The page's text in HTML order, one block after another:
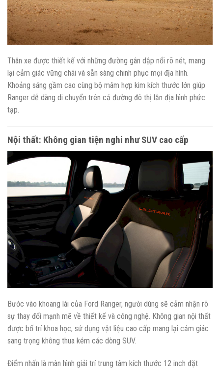
Thân xe được thiết kế với những đường gân dập nổi rõ nét, mang
lại cảm giác vững chãi và sẵn sàng chinh phục mọi địa hình.
Khoảng sáng gầm cao cùng bộ mâm hợp kim kích thước lớn giúp
Ranger dễ dàng di chuyển trên cả đường đô thị lẫn địa hình phức
tạp.
Nội thất: Không gian tiện nghi như SUV cao cấp
Bước vào khoang lái của Ford Ranger, người dùng sẽ cảm nhận rõ
sự thay đổi mạnh mẽ về thiết kế và công nghệ. Không gian nội thất
được bố trí khoa học, sử dụng vật liệu cao cấp mang lại cảm giác
sang trọng không thua kém các dòng SUV.
Điểm nhấn là màn hình giải trí trung tâm kích thước 12 inch đặt